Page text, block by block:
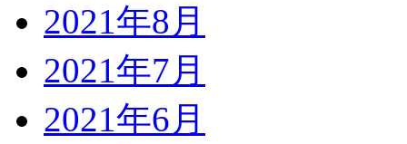
2021年8月
2021年7月
2021年6月